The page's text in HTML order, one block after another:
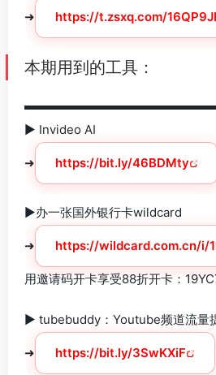
➜ https://t.zsxq.com/
本期用到的工具：
► Invideo AI
➜ https://bit.ly/46BDMty
►办一张国外银行卡wildcard
➜ https://wildcard.com.cn/i/
用邀请码开卡享受88折开卡：
► tubebuddy：Youtube频道流量
➜ https://bit.ly/3SwKXiF